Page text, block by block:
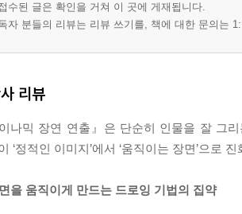
수된 글은 확인을 거쳐 이 곳에 게재됩니다.
자 분들의 리뷰는 리뷰 쓰기를, 책에 대한 문의는
리뷰
이나믹 장연 연출』은 단순히 인물을 잘 그
‘정적인 이미지’에서 ‘움직이는 장면’으로
을 움직이게 만드는 드로잉 기법의 집약